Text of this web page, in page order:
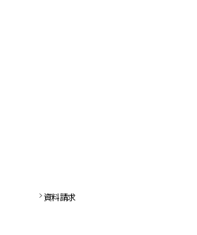
資料請求